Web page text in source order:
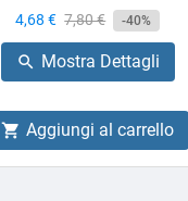
Prezzo
4,68 € Prezzo
base
7,80 € -40%
 Mostra Dettagli
 Aggiungi al carrello